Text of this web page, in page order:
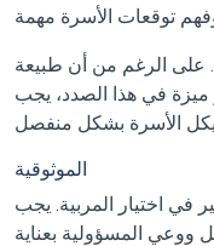
على الرغم من أن طبيعة
ميزة في هذا الصدد، يجب
الموثوقية
في اختيار المربية. يجب